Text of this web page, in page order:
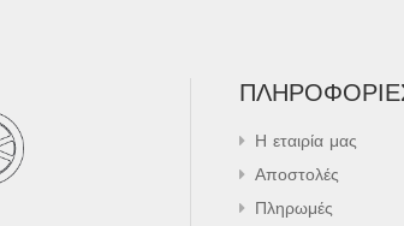
Η εταιρία μας
Αποστολές
Πληρωμές